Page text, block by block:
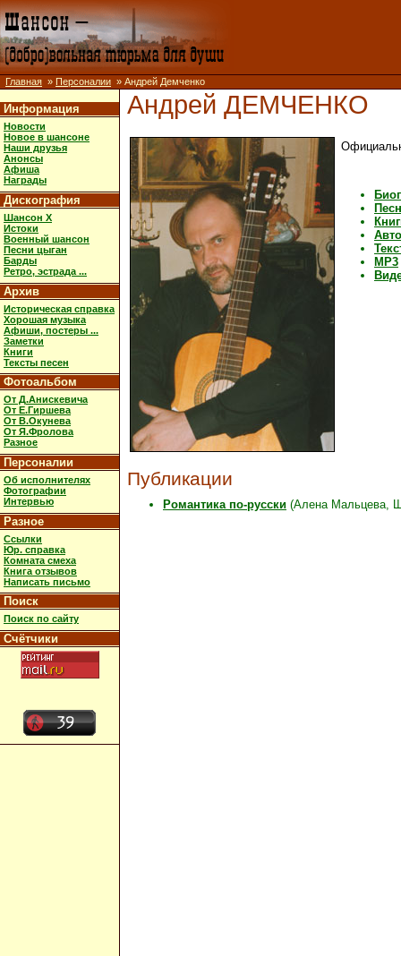
Главная » Персоналии » Андрей Демченко
Информация
Новости
Новое в шансоне
Наши друзья
Анонсы
Афиша
Награды
Дискография
Шансон X
Истоки
Военный шансон
Песни цыган
Барды
Ретро, эстрада ...
Архив
Историческая справка
Хорошая музыка
Афиши, постеры ...
Заметки
Книги
Тексты песен
Фотоальбом
От Д.Анискевича
От Е.Гиршева
От В.Окунева
От Я.Фролова
Разное
Персоналии
Об исполнителях
Фотографии
Интервью
Разное
Ссылки
Юр. справка
Комната смеха
Книга отзывов
Написать письмо
Поиск
Поиск по сайту
Счётчики
Андрей ДЕМЧЕНКО
MP3
Публикации
Романтика по-русски (Алена Мальцева,